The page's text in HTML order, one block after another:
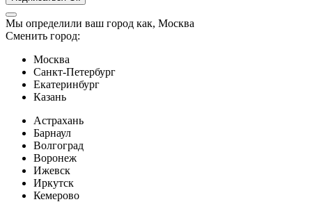
Мы определили ваш город как, Москва
Сменить город:
Москва
Санкт-Петербург
Екатеринбург
Казань
Астрахань
Барнаул
Волгоград
Воронеж
Ижевск
Иркутск
Кемерово